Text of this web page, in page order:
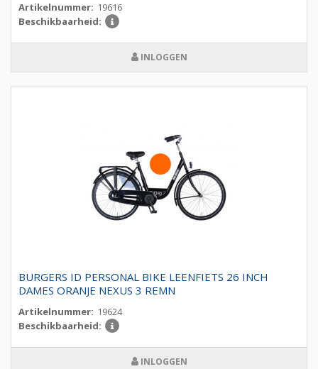
Artikelnummer: 19616
Beschikbaarheid:
INLOGGEN
BURGERS ID PERSONAL BIKE LEENFIETS 26 INCH
DAMES ORANJE NEXUS 3 REMN
Artikelnummer: 19624
Beschikbaarheid:
INLOGGEN